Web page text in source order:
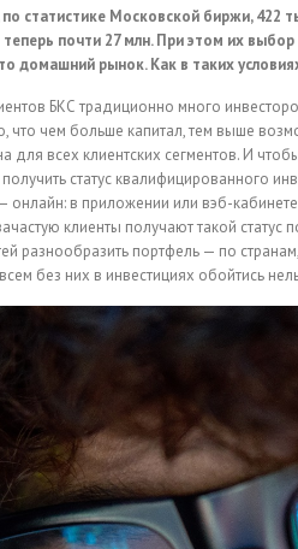
по статистике Московской биржи, 422
почти 27 млн. При этом их
домашний рынок. Как в таких
БКС традиционно много
что чем больше капитал, тем выше
для всех клиентских сегментов. И
статус квалифицированного
онлайн: в приложении или вэб-
клиенты получают такой
разнообразить портфель — по
без них в инвестициях обойтись